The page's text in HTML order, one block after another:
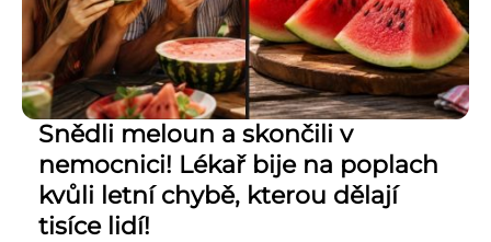
Snědli meloun a skončili v
nemocnici! Lékař bije na poplach
kvůli letní chybě, kterou dělají
tisíce lidí!